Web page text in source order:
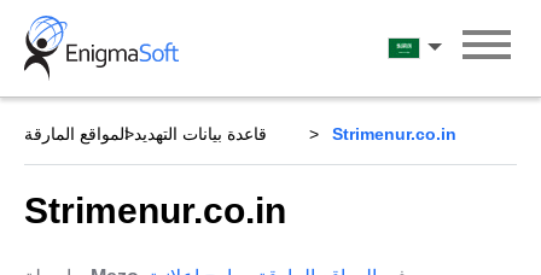
Skip
content
العربية
قاعدة بيانات التهديد المواقع المارقة Strimenur.co.in
Strimenur.co.in